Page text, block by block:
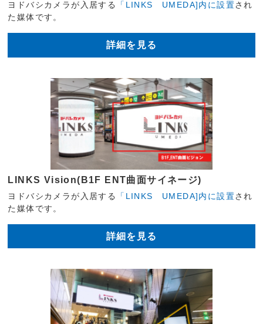
ヨドバシカメラが入居する 「LINKS UMEDA]内に設置され
た媒体です。
詳細を見る
LINKS Vision(B1F ENT曲面サイネージ)
ヨドバシカメラが入居する 「LINKS UMEDA]内に設置され
た媒体です。
詳細を見る